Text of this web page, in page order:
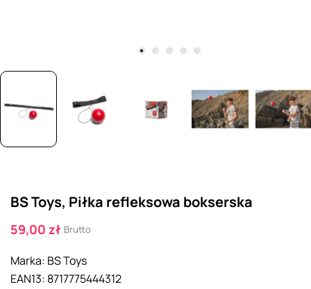
BS Toys, Piłka refleksowa bokserska
59,00 zł Brutto
Marka: BS Toys
EAN13: 8717775444312